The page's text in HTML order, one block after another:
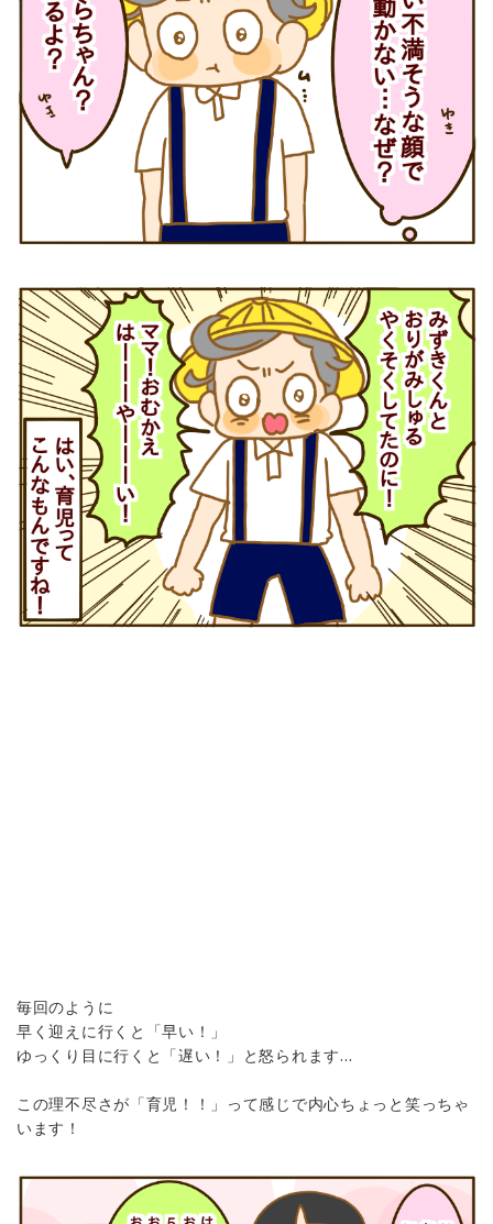
毎回のように
早く迎えに行くと「早い！」
ゆっくり目に行くと「遅い！」と怒られます…
この理不尽さが「育児！！」って感じで内心ちょっと笑っちゃ
います！